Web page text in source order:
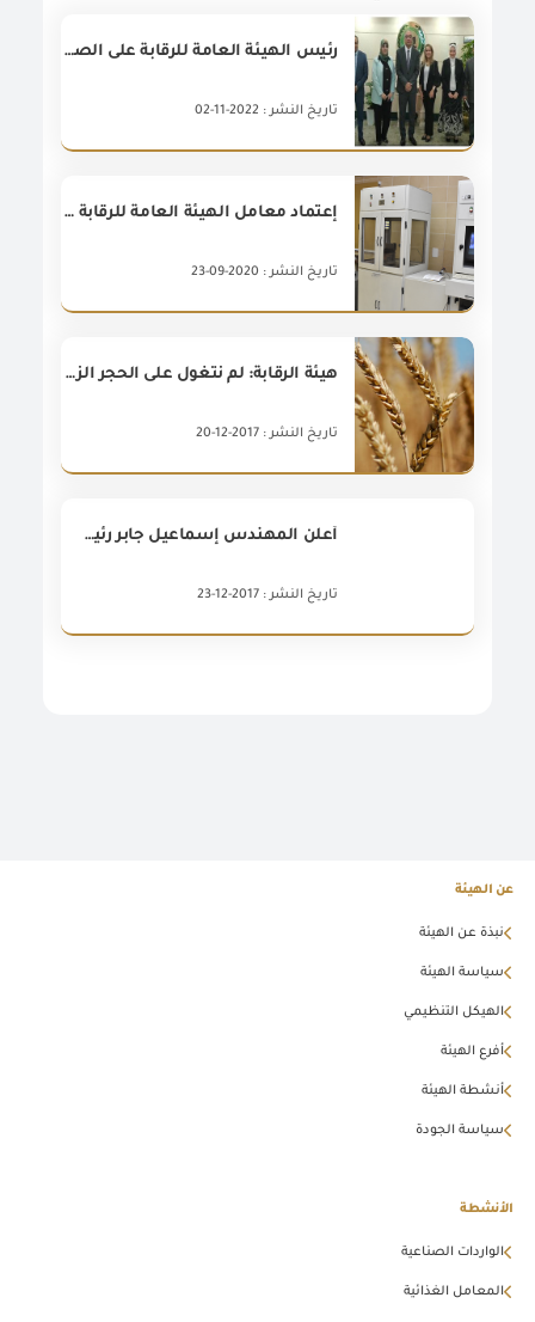
رئيس الهيئة العامة للرقابة على الصادرات والواردات يستقبل الرئيس التنفيذى للمجلس التصديرى للصناعات الهندسية ا. مى حلمى و ا. مؤمن الطباع مدير التطوير بالمجلس لبحث سبل التعاون بينهما لتعزيز دور الصادرات المصرية
تاريخ النشر : 2022-11-02
إعتماد معامل الهيئة العامة للرقابة على الصادرات والواردات بميناء دمياط فى مجال تقدير متبقيات المبيدات والسموم الفطرية
تاريخ النشر : 2020-09-23
هيئة الرقابة: لم نتغول على الحجر الزراعى بقرار الحكومة الخاص باستيراد القمح
تاريخ النشر : 2017-12-20
أعلن المهندس إسماعيل جابر رئيس الهيئة العامة للرقابة على الصادرات والواردات، أنه تقرر اعتبار يومى الجمعة والسبت المقبلين يومى عمل رسميين لتلقى طلبات المستوردين لتوفيق أوضاعهم
تاريخ النشر : 2017-12-23
عن الهيئة
نبذة عن الهيئة
سياسة الهيئة
الهيكل التنظيمي
أفرع الهيئة
أنشطة الهيئة
سياسة الجودة
الأنشطة
الواردات الصناعية
المعامل الغذائية